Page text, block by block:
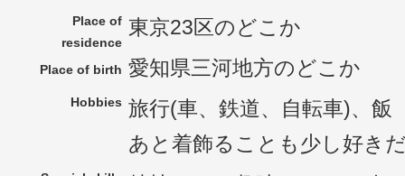
Place of
residence
東京23区のどこか
Place of birth 愛知県三河地方のどこか
Hobbies 旅行(車、鉄道、自転車)、飯
あと着飾ることも少し好き